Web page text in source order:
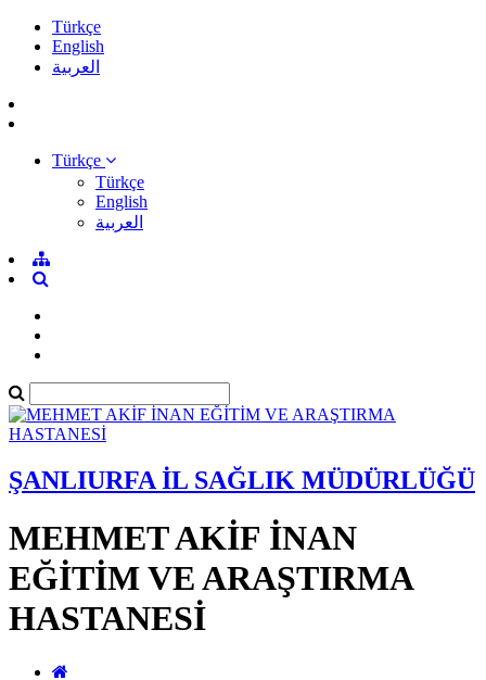
Türkçe
English
العربية
Türkçe
Türkçe
English
العربية
ŞANLIURFA İL SAĞLIK MÜDÜRLÜĞÜ
MEHMET AKİF İNAN
EĞİTİM VE ARAŞTIRMA
HASTANESİ